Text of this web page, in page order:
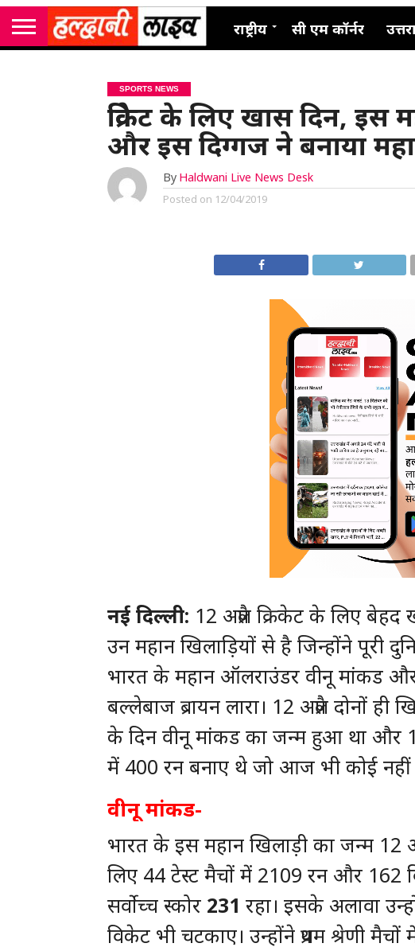
राष्ट्रीय सी एम कॉर्नर
SPORTS NEWS
क्रिकेट के लिए खास दिन,
और इस दिग्गज ने बनाया
By Haldwani Live News Desk
Posted on 12/04/2019
नई दिल्ली: 12 अप्रैल क्रिकेट के लिए
उन महान खिलाड़ियों से है जिन्होंने पूरी
भारत के महान ऑलराउंडर वीनू मांकड और
बल्लेबाज ब्रायन लारा। 12 अप्रैल दोनों
के दिन वीनू मांकड का जन्म हुआ था और 12
में 400 रन बनाए थे जो आज भी कोई नहीं
वीनू मांकड-
भारत के इस महान खिलाड़ी का जन्म 12
लिए 44 टेस्ट मैचों में 2109 रन और 162
सर्वोच्च स्कोर 231 रहा। इसके अलावा
विकेट भी चटकाए। उन्होंने प्रथम श्रेणी मैचों